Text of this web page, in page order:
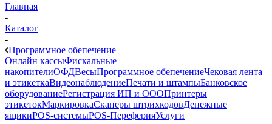
Главная
-
Каталог
-
Программное обепечение
Онлайн кассыФискальные
накопителиОФДВесыПрограммное обепечениеЧековая лента
и этикеткаВидеонаблюдениеПечати и штампыБанковское
оборудованиеРегистрация ИП и ОООПринтеры
этикетокМаркировкаСканеры штрихкодовДенежные
ящикиPOS-системыPOS-ПереферияУслуги